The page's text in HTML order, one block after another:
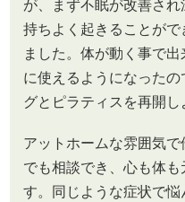
が、まず不眠が改善さ
持ちよく起きることがで
ました。体が動く事で
に使えるようになった
グとピラティスを再開し
アットホームな雰囲気
でも相談でき、心も体
す。同じような症状で